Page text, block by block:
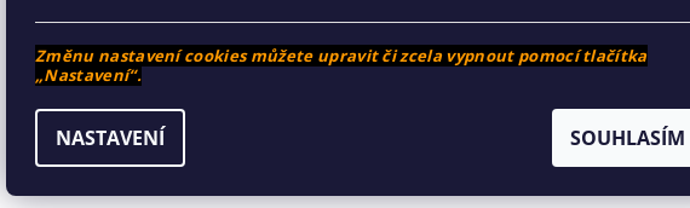
Změnu nastavení cookies můžete upravit či zcela vypnout pomocí tlačítka
„Nastavení“.
NASTAVENÍ SOUHLASÍM